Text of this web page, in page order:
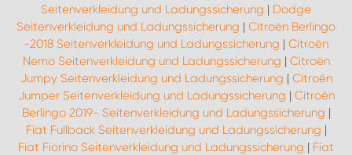
Seitenverkleidung und Ladungssicherung | Dodge
Seitenverkleidung und Ladungssicherung | Citroën Berlingo
-2018 Seitenverkleidung und Ladungssicherung | Citroën
Nemo Seitenverkleidung und Ladungssicherung | Citroën
Jumpy Seitenverkleidung und Ladungssicherung | Citroën
Jumper Seitenverkleidung und Ladungssicherung | Citroën
Berlingo 2019- Seitenverkleidung und Ladungssicherung |
Fiat Fullback Seitenverkleidung und Ladungssicherung |
Fiat Fiorino Seitenverkleidung und Ladungssicherung | Fiat